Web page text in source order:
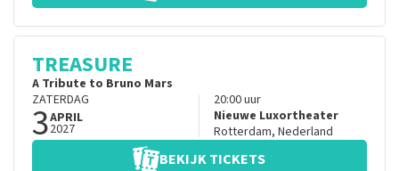
TREASURE
A Tribute to Bruno Mars
ZATERDAG
3APRIL
2027
20:00uur
Nieuwe Luxortheater
Rotterdam, Nederland
BEKIJK TICKETS